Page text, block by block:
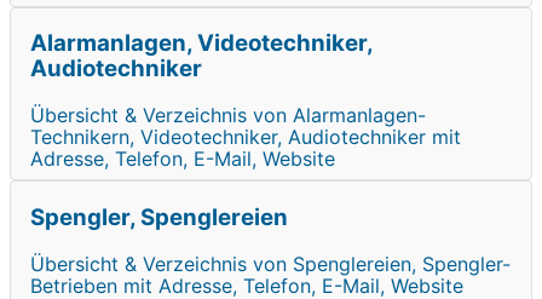
Alarmanlagen, Videotechniker,
Audiotechniker
Übersicht & Verzeichnis von Alarmanlagen-
Technikern, Videotechniker, Audiotechniker mit
Adresse, Telefon, E-Mail, Website
Spengler, Spenglereien
Übersicht & Verzeichnis von Spenglereien, Spengler-
Betrieben mit Adresse, Telefon, E-Mail, Website